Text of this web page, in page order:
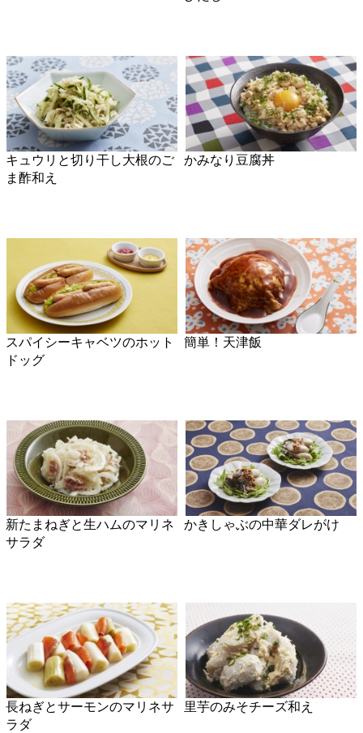
新たまねぎと生ハムのマリネ
サラダ
かきしゃぶの中華ダレがけ
長ねぎとサーモンのマリネサ
ラダ
里芋のみそチーズ和え
白菜とベーコンのマスタード
しょうゆ和え
ごぼうのポン酢揚げびたし
焼ききのこのピクルス しいたけのパン粉焼き